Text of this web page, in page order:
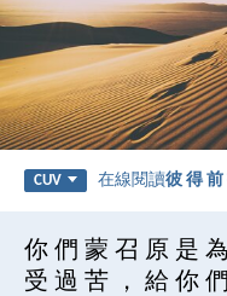
CUV 在線閱讀彼 得 前
你 們 蒙 召 原 是
受 過 苦 ， 給 你